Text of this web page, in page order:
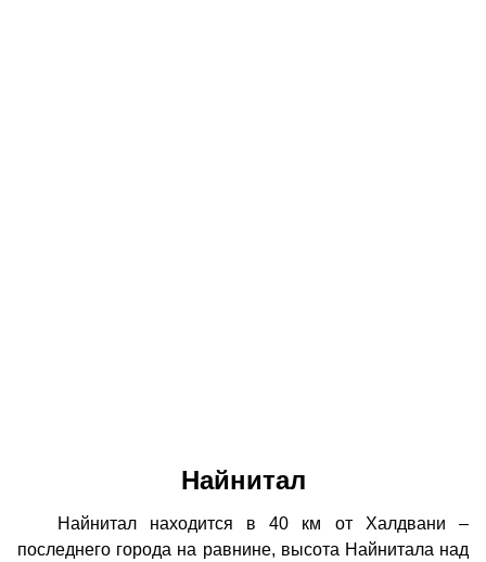
Найнитал
Найнитал находится в 40 км от Халдвани –
последнего города на равнине, высота Найнитала над